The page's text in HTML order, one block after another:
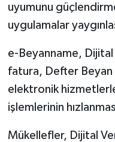
uyumunu
uygulamalar
e-Beyanname,
fatura, Defter
elektronik
işlemlerinin
Mükellefler, Dijital